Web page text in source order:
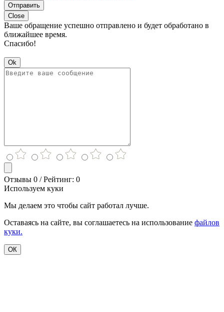
Отправить
Close
Ваше обращение успешно отправлено и будет обработано в
ближайшее время.
Спасибо!
Ok
Отзывы 0 / Рейтинг: 0
Используем куки
Мы делаем это чтобы сайт работал лучше.
Оставаясь на сайте, вы соглашаетесь на использование файлов
куки.
ОК